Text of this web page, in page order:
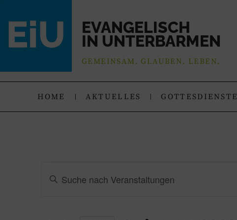
EVANGELISCH
IN UNTERBARMEN
GEMEINSAM. GLAUBEN. LEBEN.
HOME AKTUELLES GOTTESDIENSTE
Veranstaltungen
Suche
Schlüsselwort